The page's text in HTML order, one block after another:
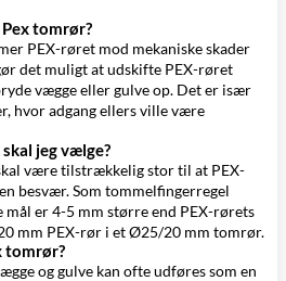
tomrør?
PEX-røret mod mekaniske skader
det muligt at udskifte PEX-røret
vægge eller gulve op. Det er især
hvor adgang ellers ville være
jeg vælge?
være tilstrækkelig stor til at PEX-
besvær. Som tommelfingerregel
er 4-5 mm større end PEX-rørets
mm PEX-rør i et Ø25/20 mm tomrør.
tomrør?
og gulve kan ofte udføres som en